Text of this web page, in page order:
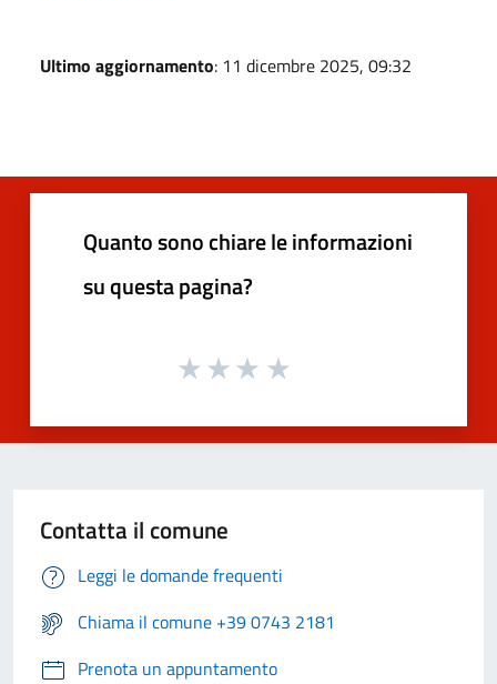
Ultimo aggiornamento: 11 dicembre 2025, 09:32
Quanto sono chiare le informazioni
su questa pagina?
Contatta il comune
Leggi le domande frequenti
Chiama il comune +39 0743 2181
Prenota un appuntamento